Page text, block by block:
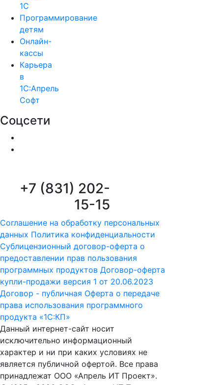
1С
Программирование
детям
Онлайн-
кассы
Карьера
в
1С:Апрель
Софт
Соцсети
+7 (831) 202-
15-15
Соглашение на обработку персональных
данных Политика конфиденциальности
Сублицензионный договор-оферта о
предоставлении прав пользования
программных продуктов Договор-оферта
купли-продажи версия 1 от 20.06.2023
Договор - публичная Оферта о передаче
права использования программного
продукта «1С:КП»
Данный интернет-сайт носит
исключительно информационный
характер и ни при каких условиях не
является публичной офертой. Все права
принадлежат ООО «Апрель ИТ Проект».